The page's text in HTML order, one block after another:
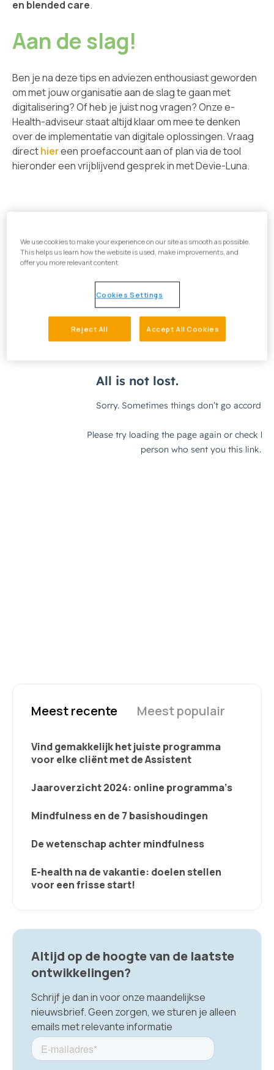
en blended care.
Aan de slag!
Ben je na deze tips en adviezen enthousiast geworden
om met jouw organisatie aan de slag te gaan met
digitalisering? Of heb je juist nog vragen? Onze e-
Health-adviseur staat altijd klaar om mee te denken
over de implementatie van digitale oplossingen. Vraag
directhiereen proefaccount aan of plan via de tool
hieronder een vrijblijvend gesprek in met Devie-Luna.
Meest recente Meest populair
Vind gemakkelijk het juiste programma
voor elke cliënt met de Assistent
Jaaroverzicht 2024: online programma’s
Mindfulness en de 7 basishoudingen
De wetenschap achter mindfulness
E-health na de vakantie: doelen stellen
voor een frisse start!
Altijd op de hoogte van de laatste
ontwikkelingen?
Schrijf je dan in voor onze maandelijkse
nieuwsbrief. Geen zorgen, we sturen je alleen
emails met relevante informatie
We use cookies to make your experience on our site as smooth as possible.
This helps us learn how the website is used, make improvements, and
offer you more relevant content.
Cookies Settings
Reject All Accept All Cookies